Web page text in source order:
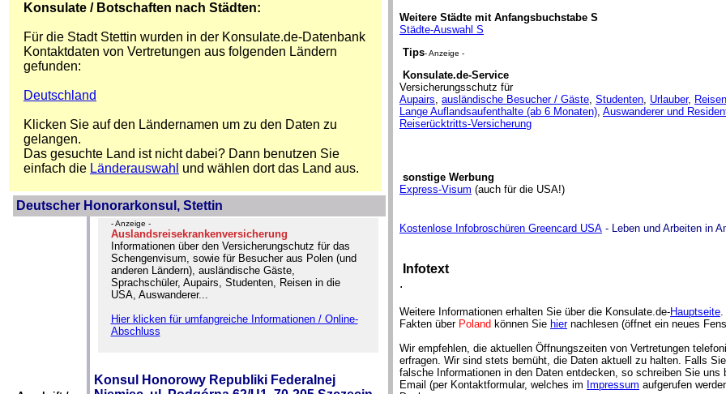
Konsulate / Botschaften nach Städten:
Für die Stadt Stettin wurden in der Konsulate.de-Datenbank
Kontaktdaten von Vertretungen aus folgenden Ländern
gefunden:
Deutschland
Klicken Sie auf den Ländernamen um zu den Daten zu
gelangen.
Das gesuchte Land ist nicht dabei? Dann benutzen Sie
einfach die Länderauswahl und wählen dort das Land aus.
Deutscher Honorarkonsul, Stettin
- Anzeige -
Auslandsreisekrankenversicherung
Informationen über den Versicherungschutz für das
Schengenvisum, sowie für Besucher aus Polen (und
anderen Ländern), ausländische Gäste,
Sprachschüler, Aupairs, Studenten, Reisen in die
USA, Auswanderer...
Hier klicken für umfangreiche Informationen / Online-
Abschluss
Konsul Honorowy Republiki Federalnej
Weitere Städte mit Anfangsbuchstabe S
Städte-Auswahl S
Tips- Anzeige -
Konsulate.de-Service
Versicherungsschutz für
Aupairs, ausländische Besucher / Gäste, Studenten, Urlauber,
Lange Auflandsaufenthalte (ab 6 Monaten), Auswanderer und
Reiserücktritts-Versicherung
sonstige Werbung
Express-Visum (auch für die USA!)
Kostenlose Infobroschüren Greencard USA - Leben und Arbeiten in
Infotext
.
Weitere Informationen erhalten Sie über die Konsulate.de-Hauptseite.
Fakten über Poland können Sie hiernachlesen (öffnet ein neues
Wir empfehlen, die aktuellen Öffnungszeiten von Vertretungen
erfragen. Wir sind stets bemüht, die Daten aktuell zu halten. Falls
falsche Informationen in den Daten entdecken, so schreiben Sie uns
Email (per Kontaktformular, welches im Impressum aufgerufen